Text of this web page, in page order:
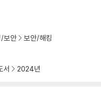
서 2024년
보안 보안/해킹